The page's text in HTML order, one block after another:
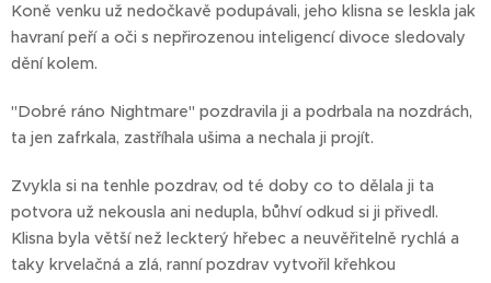
Koně venku už nedočkavě podupávali, jeho klisna se leskla jak
havraní peří a oči s nepřirozenou inteligencí divoce sledovaly
dění kolem.
"Dobré ráno Nightmare" pozdravila ji a podrbala na nozdrách,
ta jen zafrkala, zastříhala ušima a nechala ji projít.
Zvykla si na tenhle pozdrav, od té doby co to dělala ji ta
potvora už nekousla ani nedupla, bůhví odkud si ji přivedl.
Klisna byla větší než leckterý hřebec a neuvěřitelně rychlá a
taky krvelačná a zlá, ranní pozdrav vytvořil křehkou